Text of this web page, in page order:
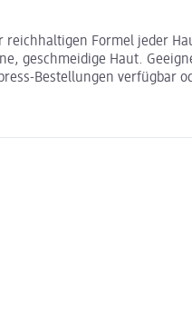
reichhaltigen Formel jeder
geschmeidige Haut.
Bestellungen verfügbar